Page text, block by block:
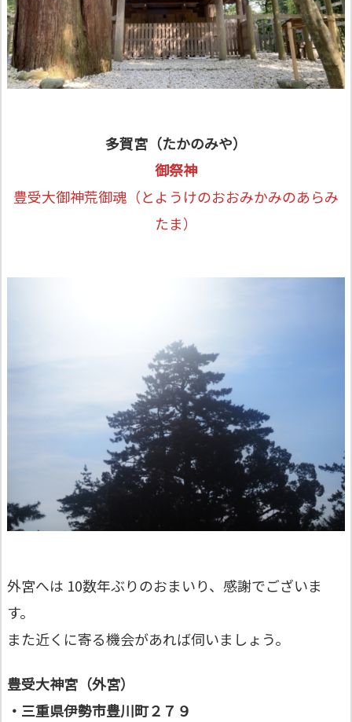
多賀宮（たかのみや）
御祭神
豊受大御神荒御魂（とようけのおおみかみのあらみ
たま）
外宮へは 10数年ぶりのおまいり、感謝でございま
す。
また近くに寄る機会があれば伺いましょう。
豊受大神宮（外宮）
・三重県伊勢市豊川町２７９